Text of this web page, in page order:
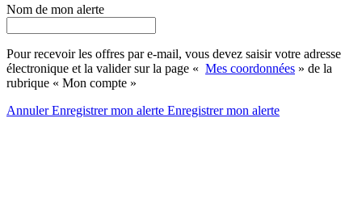
Nom de mon alerte
Pour recevoir les offres par e-mail, vous devez saisir votre adresse
électronique et la valider sur la page « Mes coordonnées » de la
rubrique « Mon compte »
AnnulerEnregistrer mon alerte Enregistrermon alerte